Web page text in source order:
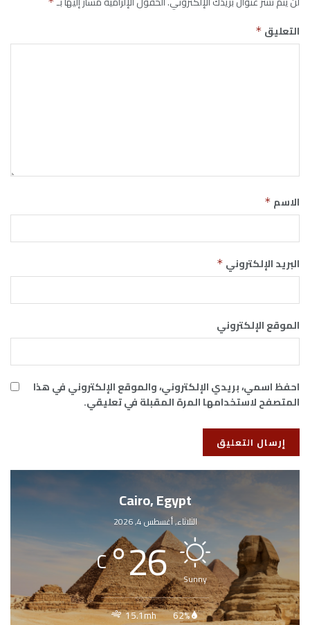
التعليق *
الاسم *
البريد الإلكتروني *
الموقع الإلكتروني
احفظ اسمي، بريدي الإلكتروني، والموقع الإلكتروني في هذا
المتصفح لاستخدامها المرة المقبلة في تعليقي.
Cairo, Egypt
الثلاثاء, أغسطس 4, 2026
Sunny
26
°
C
62%
15.1mh